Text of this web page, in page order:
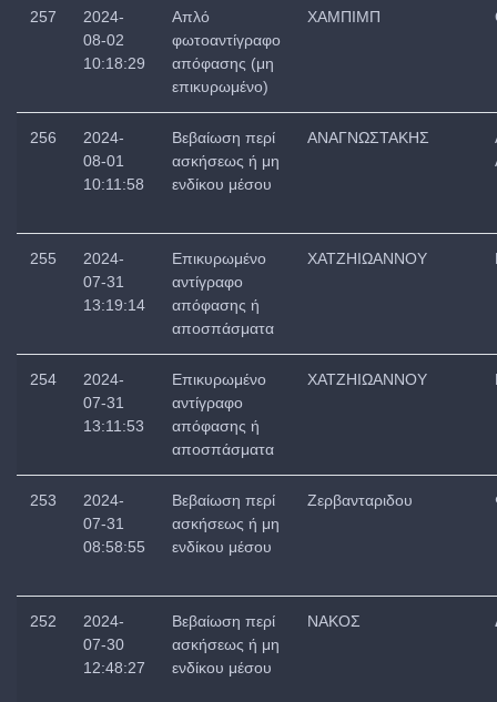
257
2024-
08-02
10:18:29
Απλό
φωτοαντίγραφο
απόφασης (μη
επικυρωμένο)
ΧΑΜΠΙΜΠ
256
2024-
08-01
10:11:58
Βεβαίωση περί
ασκήσεως ή μη
ενδίκου μέσου
ΑΝΑΓΝΩΣΤΑΚΗΣ
255
2024-
07-31
13:19:14
Επικυρωμένο
αντίγραφο
απόφασης ή
αποσπάσματα
ΧΑΤΖΗΙΩΑΝΝΟΥ
254
2024-
07-31
13:11:53
Επικυρωμένο
αντίγραφο
απόφασης ή
αποσπάσματα
ΧΑΤΖΗΙΩΑΝΝΟΥ
253
2024-
07-31
08:58:55
Βεβαίωση περί
ασκήσεως ή μη
ενδίκου μέσου
Ζερβανταριδου
252
2024-
07-30
12:48:27
Βεβαίωση περί
ασκήσεως ή μη
ενδίκου μέσου
ΝΑΚΟΣ